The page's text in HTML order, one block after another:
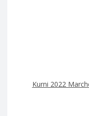
Kurni 2022